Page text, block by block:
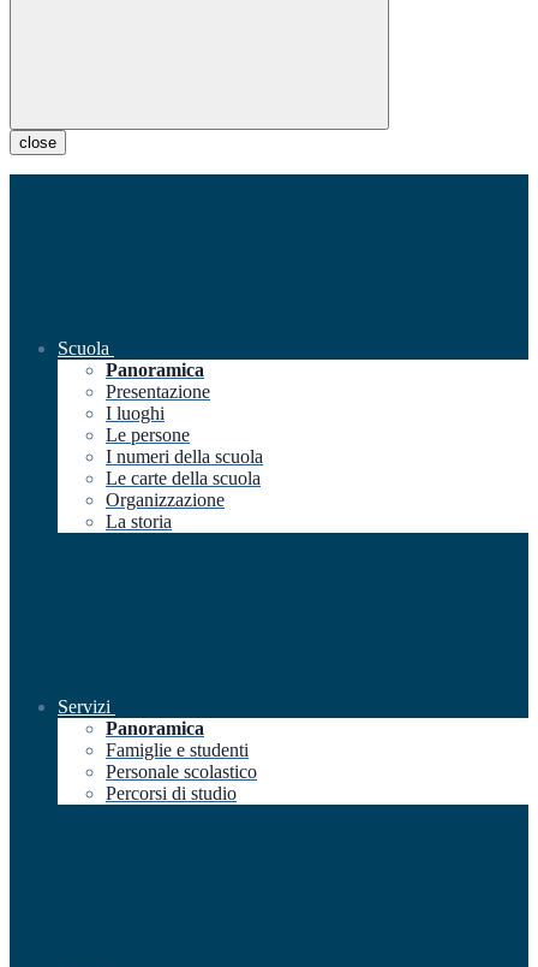
close
Scuola
Panoramica
Presentazione
I luoghi
Le persone
I numeri della scuola
Le carte della scuola
Organizzazione
La storia
Servizi
Panoramica
Famiglie e studenti
Personale scolastico
Percorsi di studio